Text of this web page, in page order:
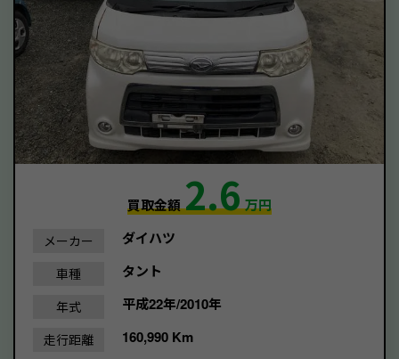
買取金額2.6万円
メーカー ダイハツ
車種 タント
年式 平成22年/2010年
走行距離 160,990 Km